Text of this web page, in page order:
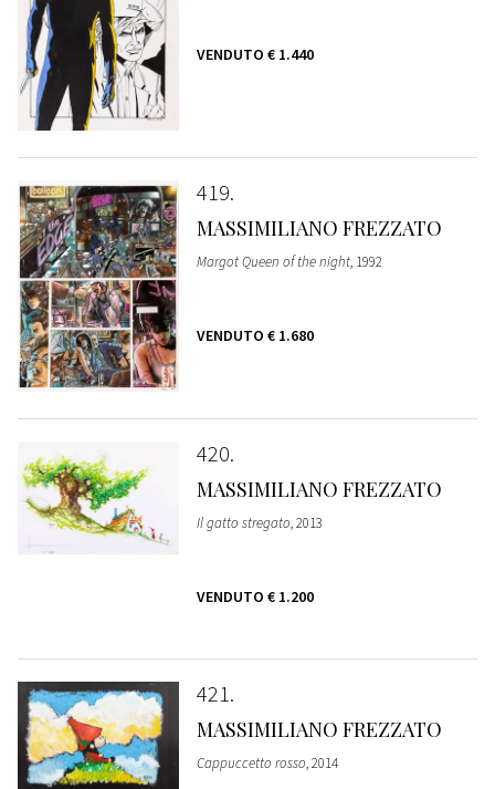
VENDUTO € 1.440
419
MASSIMILIANO FREZZATO
Margot Queen of the night, 1992
VENDUTO € 1.680
420
MASSIMILIANO FREZZATO
Il gatto stregato, 2013
VENDUTO € 1.200
421
MASSIMILIANO FREZZATO
Cappuccetto rosso, 2014